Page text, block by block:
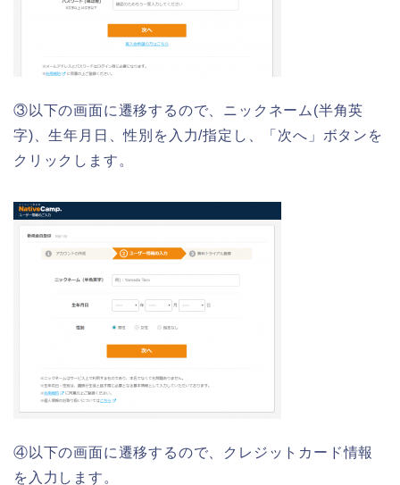
③以下の画面に遷移するので、ニックネーム(半角英
字)、生年月日、性別を入力/指定し、「次へ」ボタンを
クリックします。
④以下の画面に遷移するので、クレジットカード情報
を入力します。